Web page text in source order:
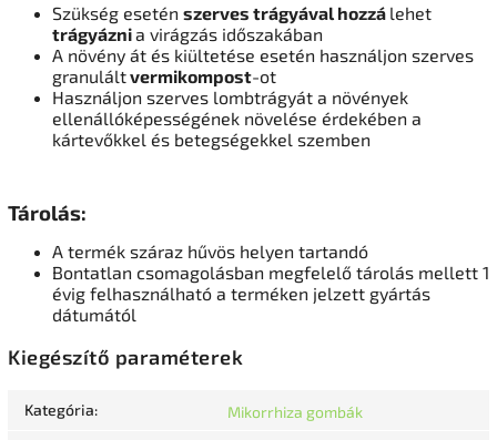
Szükség esetén szerves trágyával hozzá lehet
trágyáznia virágzás időszakában
A növény át és kiültetése esetén használjon szerves
granuláltvermikompost-ot
Használjon szerves lombtrágyát a növények
ellenállóképességének növelése érdekében a
kártevőkkel és betegségekkel szemben
Tárolás:
A termék száraz hűvös helyen tartandó
Bontatlan csomagolásban megfelelő tárolás mellett 1
évig felhasználható a terméken jelzett gyártás
dátumától
Kiegészítő paraméterek
Kategória: Mikorrhiza gombák